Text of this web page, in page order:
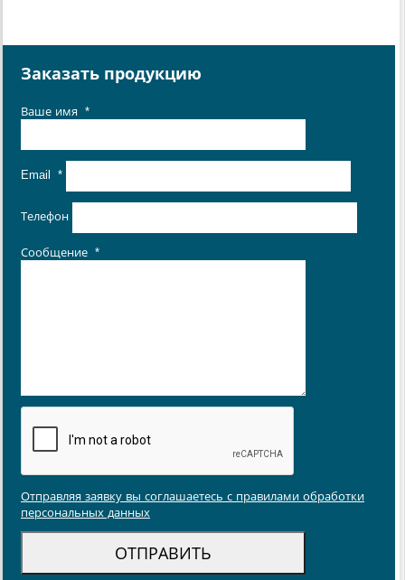
Заказать продукцию
Ваше имя *
Email *
Телефон
Сообщение *
Отправляя заявку вы соглашаетесь с правилами обработки
персональных данных